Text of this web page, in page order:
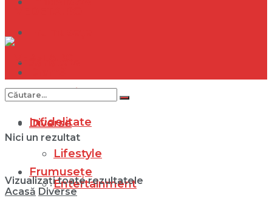
Internațional
Diverse
Lifestyle
Entertainment
Infidelitate
Frumusețe
Nici un rezultat
Vizualizați toate rezultatele
Acasă Diverse